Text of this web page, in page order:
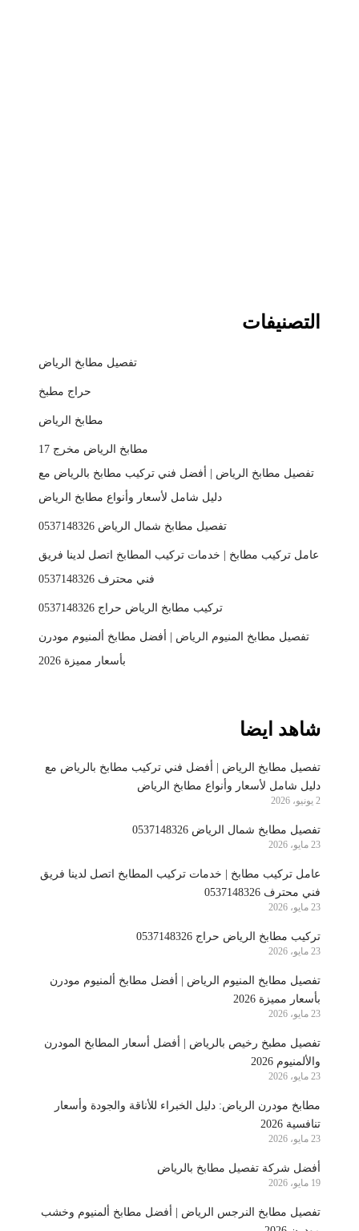
التصنيفات
تفصيل مطابخ الرياض
حراج مطبخ
مطابخ الرياض
مطابخ الرياض مخرج 17
تفصيل مطابخ الرياض | أفضل فني تركيب مطابخ بالرياض مع
دليل شامل لأسعار وأنواع مطابخ الرياض
تفصيل مطابخ شمال الرياض 0537148326
عامل تركيب مطابخ | خدمات تركيب المطابخ اتصل لدينا فريق
فني محترف 0537148326
تركيب مطابخ الرياض حراج 0537148326
تفصيل مطابخ المنيوم الرياض | أفضل مطابخ ألمنيوم مودرن
بأسعار مميزة 2026
شاهد ايضا
تفصيل مطابخ الرياض | أفضل فني تركيب مطابخ بالرياض مع
دليل شامل لأسعار وأنواع مطابخ الرياض
2 يونيو، 2026
تفصيل مطابخ شمال الرياض 0537148326
23 مايو، 2026
عامل تركيب مطابخ | خدمات تركيب المطابخ اتصل لدينا فريق
فني محترف 0537148326
23 مايو، 2026
تركيب مطابخ الرياض حراج 0537148326
23 مايو، 2026
تفصيل مطابخ المنيوم الرياض | أفضل مطابخ ألمنيوم مودرن
بأسعار مميزة 2026
23 مايو، 2026
تفصيل مطبخ رخيص بالرياض | أفضل أسعار المطابخ المودرن
والألمنيوم 2026
23 مايو، 2026
مطابخ مودرن الرياض: دليل الخبراء للأناقة والجودة وأسعار
تنافسية 2026
23 مايو، 2026
أفضل شركة تفصيل مطابخ بالرياض
19 مايو، 2026
تفصيل مطابخ النرجس الرياض | أفضل مطابخ ألمنيوم وخشب